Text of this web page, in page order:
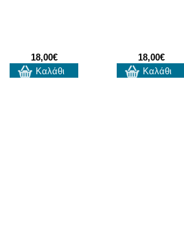
18,00€
Καλάθι
18,00€
Καλάθι